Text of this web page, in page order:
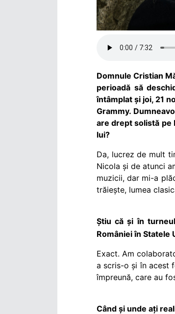
Domnule Cristian
perioadă să
întâmplat și joi, 21
Grammy.
are drept solistă pe
lui?
Da, lucrez de mult
Nicola și de atunci
muzicii, dar mi-a
trăiește, lumea
Știu că și în
României în Statele
Exact. Am
a scris-o și în acest
împreună, care au
Când și unde ați